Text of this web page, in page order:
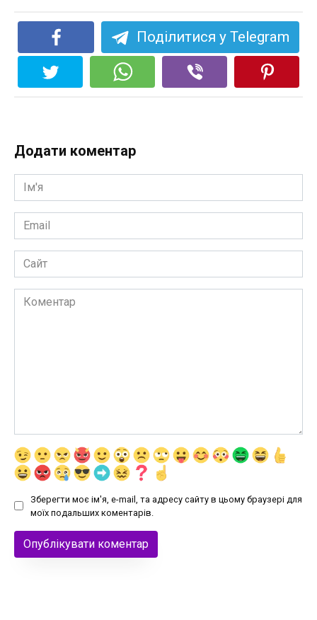
Поділитися у Telegram
Додати коментар
Ім'я
*
Email
*
Сайт
Коментар
Зберегти моє ім'я, e-mail, та адресу сайту в цьому браузері для
моїх подальших коментарів.